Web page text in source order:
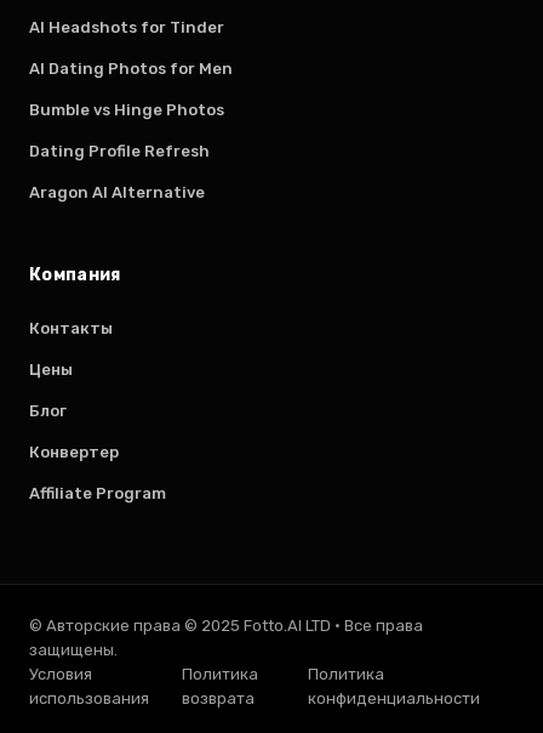
AI Headshots for Tinder
AI Dating Photos for Men
Bumble vs Hinge Photos
Dating Profile Refresh
Aragon AI Alternative
Компания
Контакты
Цены
Блог
Конвертер
Affiliate Program
© Авторские права © 2025 Fotto.AI LTD · Все права
защищены.
Условия
использования
Политика
возврата
Политика
конфиденциальности